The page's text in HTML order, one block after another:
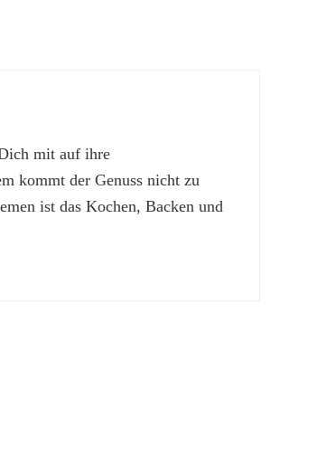
mit auf ihre
kommt der Genuss nicht zu
ist das Kochen, Backen und